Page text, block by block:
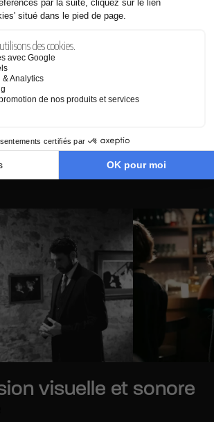
à simplifier ses personnages. Au
revendiquent une écriture subtile
silences et les gestes racontent autant
approche minimaliste, inspirée du
années 60, renforce l’intensité
Son choix de protéger Renée devient
contre l’ordre établi et contre la
qui régit sa vie depuis des années.
visuelle et sonore